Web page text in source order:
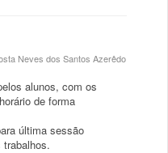
Neves dos Santos Azerêdo
alunos, com os
de forma
última sessão